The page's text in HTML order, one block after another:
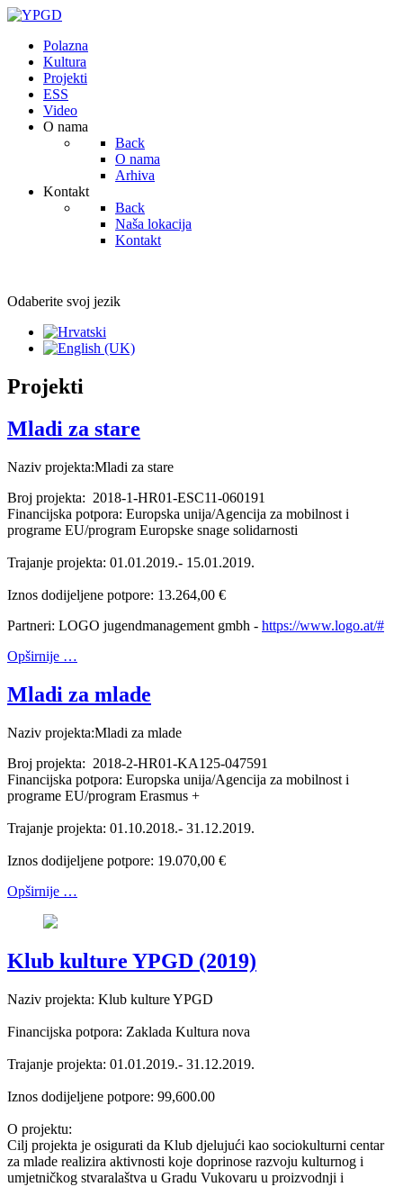
Polazna
Kultura
Projekti
ESS
Video
O nama
Back
O nama
Arhiva
Kontakt
Back
Naša lokacija
Kontakt
Odaberite svoj jezik
Projekti
Mladi za stare
Naziv projekta:Mladi za stare
Broj projekta: 2018-1-HR01-ESC11-060191
Financijska potpora: Europska unija/Agencija za mobilnost i
programe EU/program Europske snage solidarnosti
Trajanje projekta: 01.01.2019.- 15.01.2019.
Iznos dodijeljene potpore: 13.264,00 €
Partneri: LOGO jugendmanagement gmbh - https://www.logo.at/#
Opširnije …
Mladi za mlade
Naziv projekta:Mladi za mlade
Broj projekta: 2018-2-HR01-KA125-047591
Financijska potpora: Europska unija/Agencija za mobilnost i
programe EU/program Erasmus +
Trajanje projekta: 01.10.2018.- 31.12.2019.
Iznos dodijeljene potpore: 19.070,00 €
Opširnije …
Klub kulture YPGD (2019)
Naziv projekta: Klub kulture YPGD
Financijska potpora: Zaklada Kultura nova
Trajanje projekta: 01.01.2019.- 31.12.2019.
Iznos dodijeljene potpore: 99,600.00
O projektu:
Cilj projekta je osigurati da Klub djelujući kao sociokulturni centar
za mlade realizira aktivnosti koje doprinose razvoju kulturnog i
umjetničkog stvaralaštva u Gradu Vukovaru u proizvodnji i